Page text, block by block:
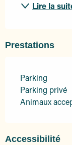
Lire la
Prestations
Parking
Parking privé
Animaux
Accessibilité